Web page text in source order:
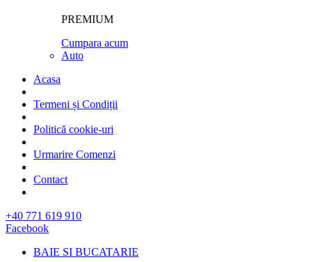
PREMIUM
Cumpara acum
Auto
Acasa
Termeni și Condiții
Politică cookie-uri
Urmarire Comenzi
Contact
+40 771 619 910
Facebook
BAIE SI BUCATARIE